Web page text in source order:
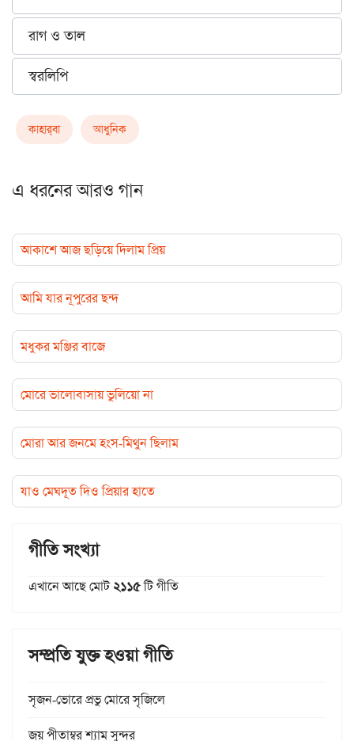
রাগ ও তাল
স্বরলিপি
কাহার্‌বা আধুনিক
এ ধরনের আরও গান
আকাশে আজ ছড়িয়ে দিলাম প্রিয়
আমি যার নূপুরের ছন্দ
মধুকর মঞ্জির বাজে
মোরে ভালোবাসায় ভুলিয়ো না
মোরা আর জনমে হংস-মিথুন ছিলাম
যাও মেঘদূত দিও প্রিয়ার হাতে
গীতি সংখ্যা
এখানে আছে মোট২১১৫টি গীতি
সম্প্রতি যুক্ত হওয়া গীতি
সৃজন-ভোরে প্রভু মোরে সৃজিলে
জয় পীতাম্বর শ্যাম সুন্দর